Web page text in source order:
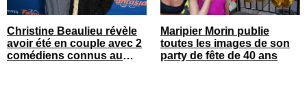
Christine Beaulieu révèle
avoir été en couple avec 2
comédiens connus au
Maripier Morin publie
toutes les images de son
party de fête de 40 ans